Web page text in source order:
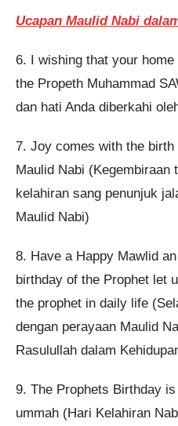
Ucapan Maulid Nabi
6. I wishing that your
the Propeth Muhammad
dan hati Anda diberkahi
7. Joy comes with the birth
Maulid Nabi (Kegembiraan
kelahiran sang penunjuk
Maulid Nabi)
8. Have a Happy Mawlid
birthday of the Prophet let
the prophet in daily life
dengan perayaan Maulid
Rasulullah dalam
9. The Prophets Birthday
ummah (Hari Kelahiran